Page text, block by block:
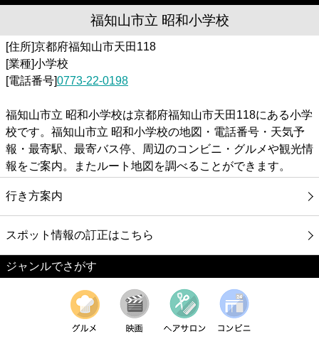
福知山市立 昭和小学校
[住所]京都府福知山市天田118
[業種]小学校
[電話番号]0773-22-0198
福知山市立 昭和小学校は京都府福知山市天田118にある小学
校です。福知山市立 昭和小学校の地図・電話番号・天気予
報・最寄駅、最寄バス停、周辺のコンビニ・グルメや観光情
報をご案内。またルート地図を調べることができます。
行き方案内
スポット情報の訂正はこちら
ジャンルでさがす